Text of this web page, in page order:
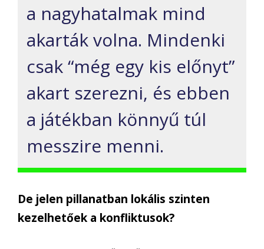
a nagyhatalmak mind
akarták volna. Mindenki
csak“még egy kis előnyt”
akart szerezni, és ebben
a játékban könnyű túl
messzire menni.
De jelen pillanatban lokális szinten
kezelhetőek a konfliktusok?